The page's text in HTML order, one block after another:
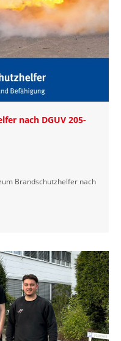
nach DGUV 205-
Brandschutzhelfer nach